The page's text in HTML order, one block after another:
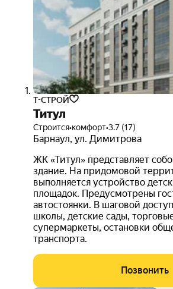
Т-СТРОЙ
Титул
Строится•комфорт•3.7 (17)
Барнаул, ул. Димитрова
ЖК «Титул» представляет
здание. На придомовой
выполняется устройство
площадок. Предусмотрены
автостоянки. В шаговой
школы, детские сады,
супермаркеты, остановки
транспорта.
Позвонить